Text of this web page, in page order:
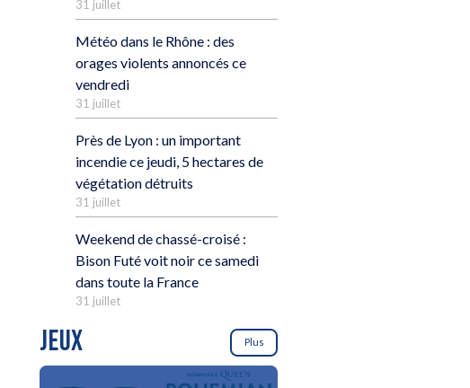
31 juillet
Météo dans le Rhône : des
orages violents annoncés ce
vendredi
31 juillet
Près de Lyon : un important
incendie ce jeudi, 5 hectares de
végétation détruits
31 juillet
Weekend de chassé-croisé :
Bison Futé voit noir ce samedi
dans toute la France
31 juillet
JEUX Plus